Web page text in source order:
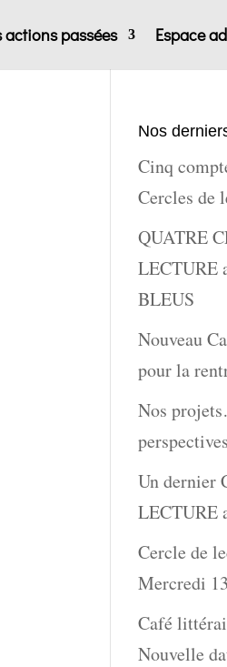
actions passées Espace
Nos
Cinq
Cercles de
QUATRE
LECTURE
BLEUS
Nouveau
pour la
Nos
Un dernier
LECTURE
Cercle de
Mercredi
Café
Nouvelle